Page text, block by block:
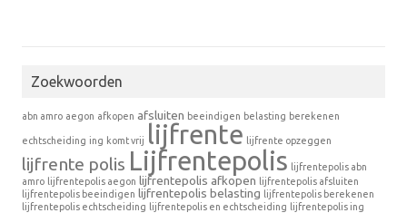
Zoekwoorden
abn amro aegon afkopen afsluiten beeindigen belasting berekenen
echtscheiding ing komt vrij lijfrente lijfrente opzeggen
lijfrente polis Lijfrentepolis lijfrentepolis abn
amro lijfrentepolis aegon lijfrentepolis afkopen lijfrentepolis afsluiten
lijfrentepolis beeindigen lijfrentepolis belasting lijfrentepolis berekenen
lijfrentepolis echtscheiding lijfrentepolis en echtscheiding lijfrentepolis ing